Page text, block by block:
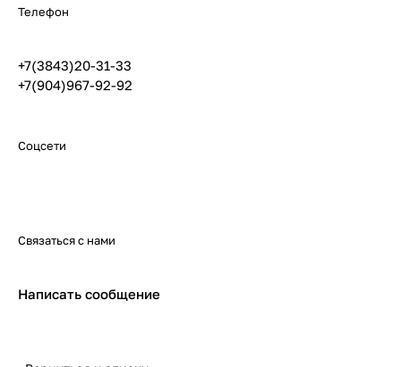
Телефон
+7(3843)20-31-33
+7(904)967-92-92
Соцсети
Связаться с нами
Написать сообщение